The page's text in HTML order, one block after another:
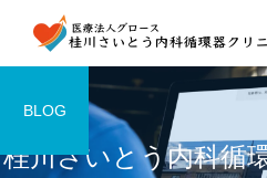
桂川さいとう内科循
BLOG